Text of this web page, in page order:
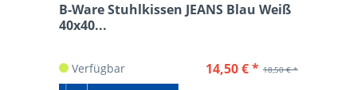
B-Ware Stuhlkissen JEANS Blau Weiß
40x40...
Verfügbar 18,50 € *
14,50 € *